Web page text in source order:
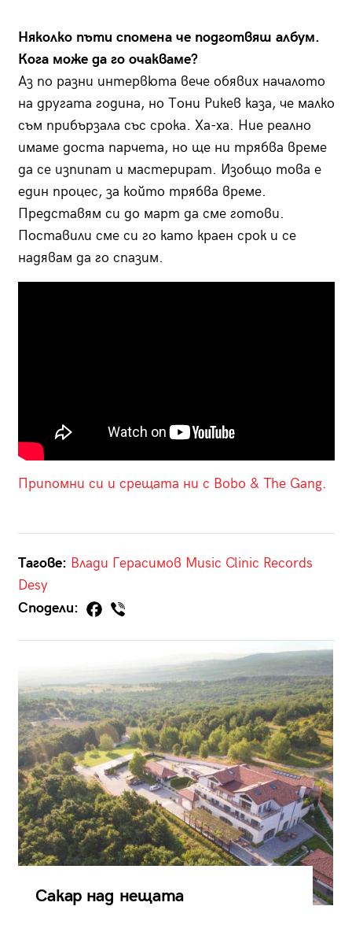
Няколко пъти спомена че подготвяш албум.
Кога може да го очакваме?
Аз по разни интервюта вече обявих началото
на другата година, но Тони Рикев каза, че малко
съм прибързала със срока. Ха-ха. Ние реално
имаме доста парчета, но ще ни трябва време
да се изпипат и мастерират. Изобщо това е
един процес, за който трябва време.
Представям си до март да сме готови.
Поставили сме си го като краен срок и се
надявам да го спазим.
Припомни си и срещата ни с Bobo & The Gang.
Тагове: Влади Герасимов Music Clinic Records
Desy
Сподели:
Сакар над нещата